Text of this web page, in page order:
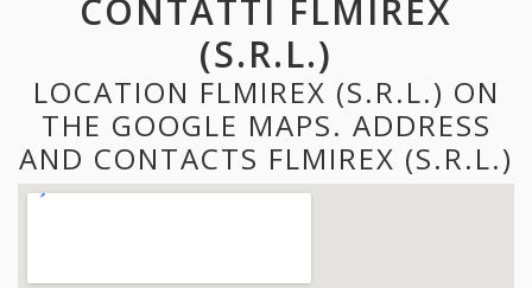
CONTATTI FLMIREX
(S.R.L.)
LOCATION FLMIREX (S.R.L.) ON
THE GOOGLE MAPS. ADDRESS
AND CONTACTS FLMIREX (S.R.L.)